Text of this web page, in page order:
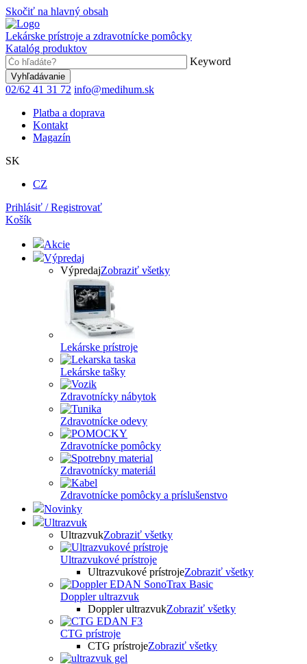
Skočiť na hlavný obsah
Lekárske prístroje a zdravotnícke pomôcky
Katalóg produktov
Keyword
02/62 41 31 72 info@medihum.sk
Platba a doprava
Kontakt
Magazín
SK
CZ
Prihlásiť / Registrovať
Košík
Akcie
Výpredaj
VýpredajZobraziť všetky
Lekárske prístroje
Lekárske tašky
Zdravotnícky nábytok
Zdravotnícke odevy
Zdravotnícke pomôcky
Zdravotnícky materiál
Zdravotnícke pomôcky a príslušenstvo
Novinky
Ultrazvuk
UltrazvukZobraziť všetky
Ultrazvukové prístroje
Ultrazvukové prístrojeZobraziť všetky
Doppler ultrazvuk
Doppler ultrazvukZobraziť všetky
CTG prístroje
CTG prístrojeZobraziť všetky